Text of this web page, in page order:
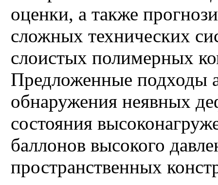
оценки, а также
сложных технических
слоистых полимерных
Предложенные подходы
обнаружения неявных
состояния
баллонов высокого
пространственных